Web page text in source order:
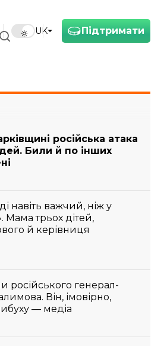
Підтримати
UK
російська атака
Били й по інших
навіть важчий, ніж у
Мама трьох дітей,
й керівниця
російського генерал-
Він, імовірно,
— медіа